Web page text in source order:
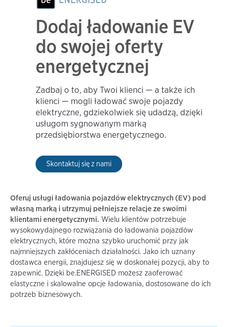
Dodaj ładowanie EV
do swojej oferty
energetycznej
Zadbaj o to, aby Twoi klienci — a także ich
klienci — mogli ładować swoje pojazdy
elektryczne, gdziekolwiek się udadzą, dzięki
usługom sygnowanym marką
przedsiębiorstwa energetycznego.
Skontaktuj się z nami
Oferuj usługi ładowania pojazdów elektrycznych (EV) pod
własną marką i utrzymuj pełniejsze relacje ze swoimi
klientami energetycznymi. Wielu klientów potrzebuje
wysokowydajnego rozwiązania do ładowania pojazdów
elektrycznych, które można szybko uruchomić przy jak
najmniejszych zakłóceniach działalności. Jako ich uznany
dostawca energii, znajdujesz się w doskonałej pozycji, aby to
zapewnić. Dzięki be.ENERGISED możesz zaoferować
elastyczne i skalowalne opcje ładowania, dostosowane do ich
potrzeb biznesowych.